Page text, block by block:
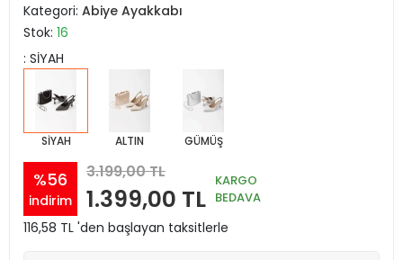
Kategori: Abiye Ayakkabı
Stok: 16
: SİYAH
SİYAH ALTIN GÜMÜŞ
%56
indirim
3.199,00 TL
1.399,00 TL
KARGO
BEDAVA
116,58 TL 'den başlayan taksitlerle